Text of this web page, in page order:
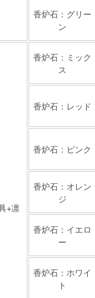
香炉石：グリー
ン
+凛
香炉石：ミック
ス
香炉石：レッド
香炉石：ピンク
香炉石：オレン
ジ
香炉石：イエロ
ー
香炉石：ホワイ
ト